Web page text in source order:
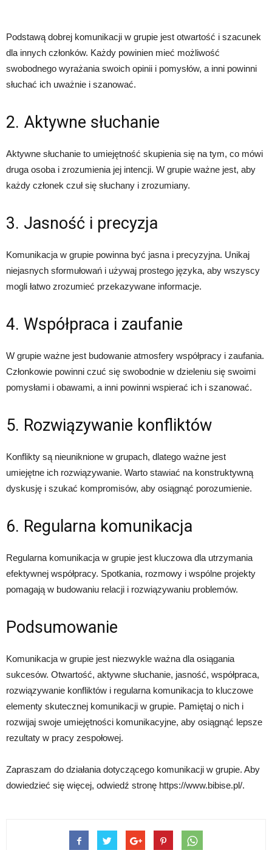
Podstawą dobrej komunikacji w grupie jest otwartość i szacunek
dla innych członków. Każdy powinien mieć możliwość
swobodnego wyrażania swoich opinii i pomysłów, a inni powinni
słuchać ich uważnie i szanować.
2. Aktywne słuchanie
Aktywne słuchanie to umiejętność skupienia się na tym, co mówi
druga osoba i zrozumienia jej intencji. W grupie ważne jest, aby
każdy członek czuł się słuchany i zrozumiany.
3. Jasność i precyzja
Komunikacja w grupie powinna być jasna i precyzyjna. Unikaj
niejasnych sformułowań i używaj prostego języka, aby wszyscy
mogli łatwo zrozumieć przekazywane informacje.
4. Współpraca i zaufanie
W grupie ważne jest budowanie atmosfery współpracy i zaufania.
Członkowie powinni czuć się swobodnie w dzieleniu się swoimi
pomysłami i obawami, a inni powinni wspierać ich i szanować.
5. Rozwiązywanie konfliktów
Konflikty są nieuniknione w grupach, dlatego ważne jest
umiejętne ich rozwiązywanie. Warto stawiać na konstruktywną
dyskusję i szukać kompromisów, aby osiągnąć porozumienie.
6. Regularna komunikacja
Regularna komunikacja w grupie jest kluczowa dla utrzymania
efektywnej współpracy. Spotkania, rozmowy i wspólne projekty
pomagają w budowaniu relacji i rozwiązywaniu problemów.
Podsumowanie
Komunikacja w grupie jest niezwykle ważna dla osiągania
sukcesów. Otwartość, aktywne słuchanie, jasność, współpraca,
rozwiązywanie konfliktów i regularna komunikacja to kluczowe
elementy skutecznej komunikacji w grupie. Pamiętaj o nich i
rozwijaj swoje umiejętności komunikacyjne, aby osiągnąć lepsze
rezultaty w pracy zespołowej.
Zapraszam do działania dotyczącego komunikacji w grupie. Aby
dowiedzieć się więcej, odwiedź stronę https://www.bibise.pl/.